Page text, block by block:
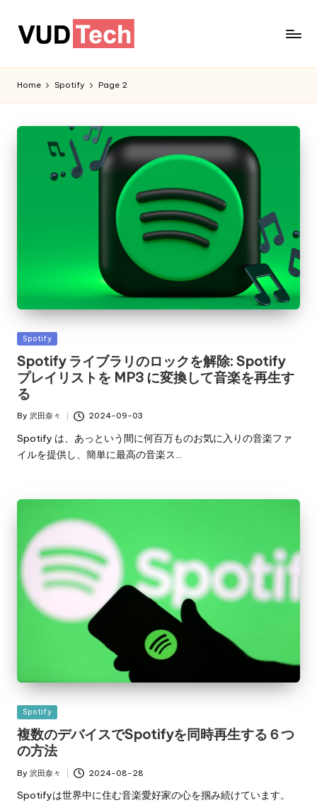
Home Spotify Page 2
Posted
Spotify
Spotify ライブラリのロックを解除: Spotify
プレイリストを MP3 に変換して音楽を再生す
る
Posted
By 沢田奈々 2024-09-03
Spotify は、あっという間に何百万ものお気に入りの音楽ファ
イルを提供し、簡単に最高の音楽ス…
Posted
in
Spotify
複数のデバイスでSpotifyを同時再生する６つ
の方法
Posted
By 沢田奈々 2024-08-28
Spotifyは世界中に住む音楽愛好家の心を掴み続けています。